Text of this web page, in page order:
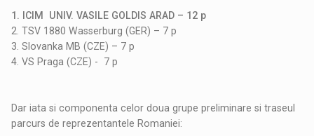
1. ICIM UNIV. VASILE GOLDIS ARAD – 12 p
2. TSV 1880 Wasserburg (GER) – 7 p
3. Slovanka MB (CZE) – 7 p
4. VS Praga (CZE) - 7 p
Dar iata si componenta celor doua grupe preliminare si traseul
parcurs de reprezentantele Romaniei: